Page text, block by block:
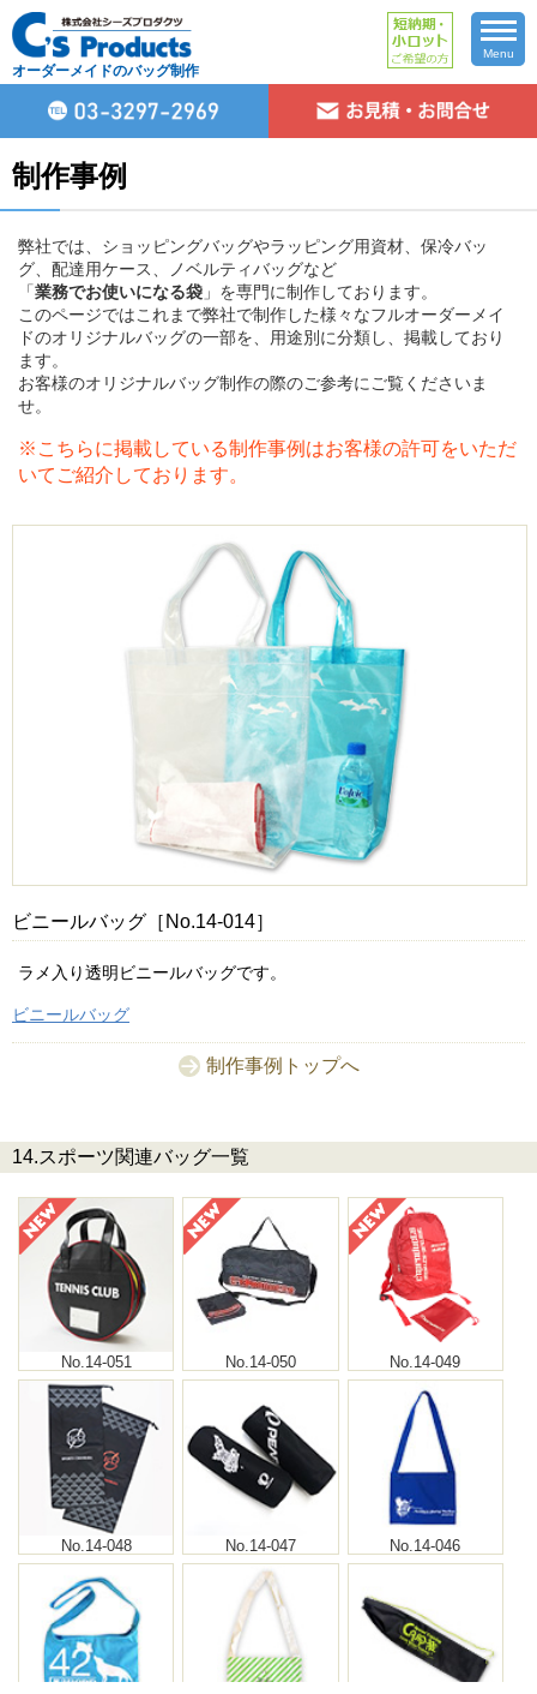
オーダーメイドのバッグ制作
Menu
制作事例
弊社では、ショッピングバッグやラッピング用資材、保冷バッ
グ、配達用ケース、ノベルティバッグなど
「業務でお使いになる袋 」を専門に制作しております。
このページではこれまで弊社で制作した様々なフルオーダーメイ
ドのオリジナルバッグの一部を、用途別に分類し、掲載しており
ます。
お客様のオリジナルバッグ制作の際のご参考にご覧くださいま
せ。
※こちらに掲載している制作事例はお客様の許可をいただ
いてご紹介しております。
ビニールバッグ［No.14-014］
ラメ入り透明ビニールバッグです。
ビニールバッグ
制作事例トップへ
14.スポーツ関連バッグ一覧
No.14-051 No.14-050 No.14-049
No.14-048 No.14-047 No.14-046